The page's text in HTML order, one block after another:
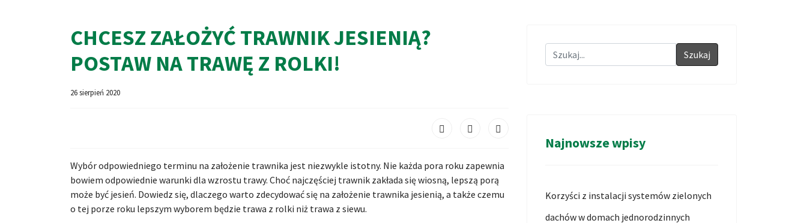
CHCESZ ZAŁOŻYĆ TRAWNIK JESIENIĄ?
POSTAW NA TRAWĘ Z ROLKI!
26 sierpień 2020
Wybór odpowiedniego terminu na założenie trawnika jest niezwykle istotny. Nie każda pora roku zapewnia
bowiem odpowiednie warunki dla wzrostu trawy. Choć najczęściej trawnik zakłada się wiosną, lepszą porą
może być jesień. Dowiedz się, dlaczego warto zdecydować się na założenie trawnika jesienią, a także czemu
o tej porze roku lepszym wyborem będzie trawa z rolki niż trawa z siewu.
Szukaj
Najnowsze wpisy
Korzyści z instalacji systemów zielonych
dachów w domach jednorodzinnych